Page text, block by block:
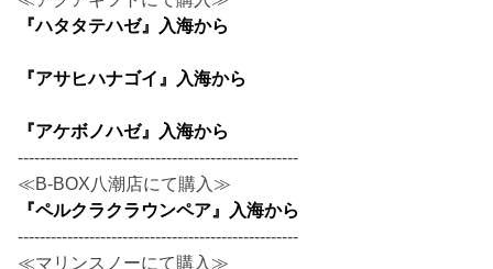
『ハタタテハゼ』入海から
『アサヒハナゴイ』入海から
『アケボノハゼ』入海から
---------------------------------------------------
≪B-BOX八潮店にて購入≫
『ペルクラクラウンペア』入海から
---------------------------------------------------
≪マリンスノーにて購入≫